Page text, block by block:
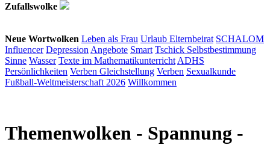
Zufallswolke
Neue Wortwolken Leben als Frau Urlaub Elternbeirat SCHALOM
Influencer Depression Angebote Smart Tschick Selbstbestimmung
Sinne Wasser Texte im Mathematikunterricht ADHS
Persönlichkeiten Verben Gleichstellung Verben Sexualkunde
Fußball-Weltmeisterschaft 2026 Willkommen
Themenwolken - Spannung -